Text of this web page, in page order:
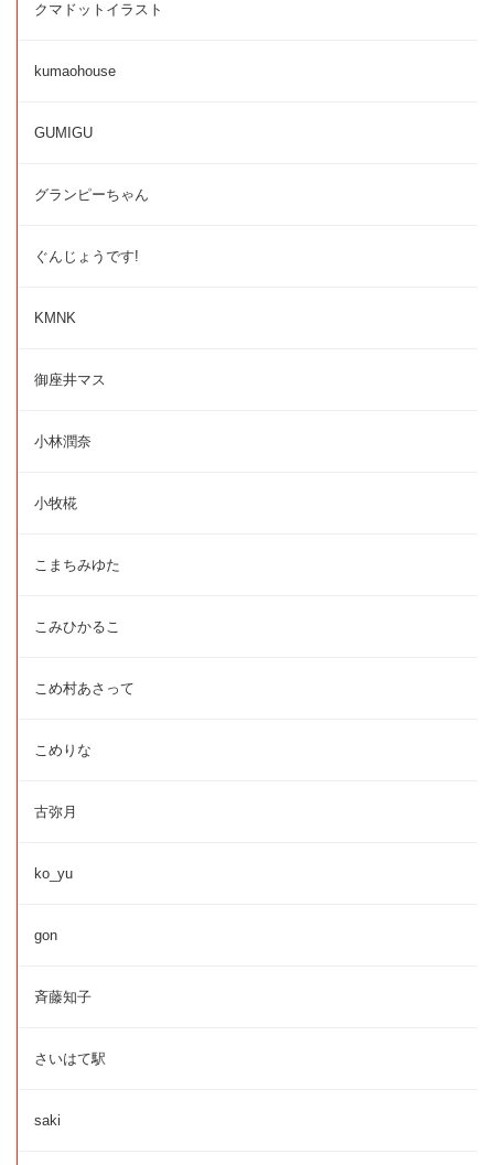
クマドットイラスト
kumaohouse
GUMIGU
グランピーちゃん
ぐんじょうです!
KMNK
御座井マス
小林潤奈
小牧椛
こまちみゆた
こみひかるこ
こめ村あさって
こめりな
古弥月
ko_yu
gon
斉藤知子
さいはて駅
saki